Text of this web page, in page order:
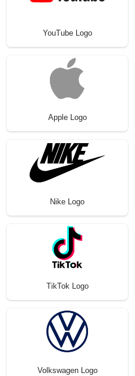
YouTube Logo
Apple Logo
Nike Logo
TikTok Logo
Volkswagen Logo